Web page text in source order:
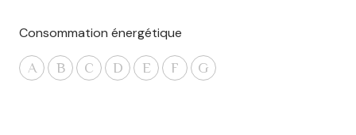
Consommation énergétique
A B C D E F G